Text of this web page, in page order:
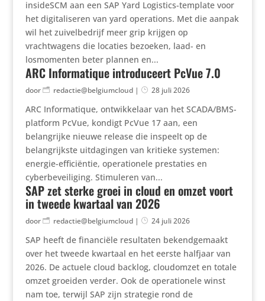
insideSCM aan een SAP Yard Logistics-template voor
het digitaliseren van yard operations. Met die aanpak
wil het zuivelbedrijf meer grip krijgen op
vrachtwagens die locaties bezoeken, laad- en
losmomenten beter plannen en...
ARC Informatique introduceert PcVue 7.0
door redactie@belgiumcloud| 28 juli 2026
ARC Informatique, ontwikkelaar van het SCADA/BMS-
platform PcVue, kondigt PcVue 17 aan, een
belangrijke nieuwe release die inspeelt op de
belangrijkste uitdagingen van kritieke systemen:
energie-efficiëntie, operationele prestaties en
cyberbeveiliging. Stimuleren van...
SAP zet sterke groei in cloud en omzet voort
in tweede kwartaal van 2026
door redactie@belgiumcloud| 24 juli 2026
SAP heeft de financiële resultaten bekendgemaakt
over het tweede kwartaal en het eerste halfjaar van
2026. De actuele cloud backlog, cloudomzet en totale
omzet groeiden verder. Ook de operationele winst
nam toe, terwijl SAP zijn strategie rond de